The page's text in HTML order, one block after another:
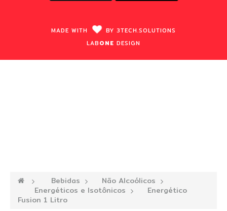
MADE WITH BY 3TECH.SOLUTIONS
LABONE DESIGN
—› Bebidas —›
Não Alcoólicos
Energéticos e Isotônicos —›
Energético
Fusion 1 Litro